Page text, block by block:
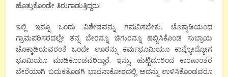
ಹೊತ್ತುಕೊಂಡೇ ತಿರುಗಾಡುತ್ತಿದ್ದರು!
ಇಲ್ಲಿ ಇನ್ನೂ ಒಂದು ವಿಶೇಷವನ್ನು ಗಮನಿಸಬೇಕು. ಚೊಕ್ಕಾಡಿಯಂಥ
ಗ್ರಾಮಪರಿಸರದಲ್ಲೇ ತನ್ನ ಬೇರನ್ನೂ ಚಿಗುರನ್ನೂ ಹಬ್ಬಿಸಿಕೊಂಡ ಸುಬ್ರಾಯ
ಚೊಕ್ಕಾಡಿಯವರಂತೆ ಒಂದೇ ಊರನ್ನು ಕರ್ಮಭೂಮಿಯೂ ಕಾವ್ಯೋದ್ಯೋಗ
ಭೂಮಿಯೂ ಮಾಡಿಕೊಂಡವರಿದ್ದಾರೆ. ಇನ್ನು, ಹುಟ್ಟಿದೂರಿಂದ ಕಾರಣಾಂತರ
ಬೇರೆಯಾಗಿ ಬದುಕತೊಡಗಿ ಭಾವನಾಕೋಶದಲ್ಲಿ ಅದನ್ನು ಉಳಿಸಿಕೊಂಡವರೂ